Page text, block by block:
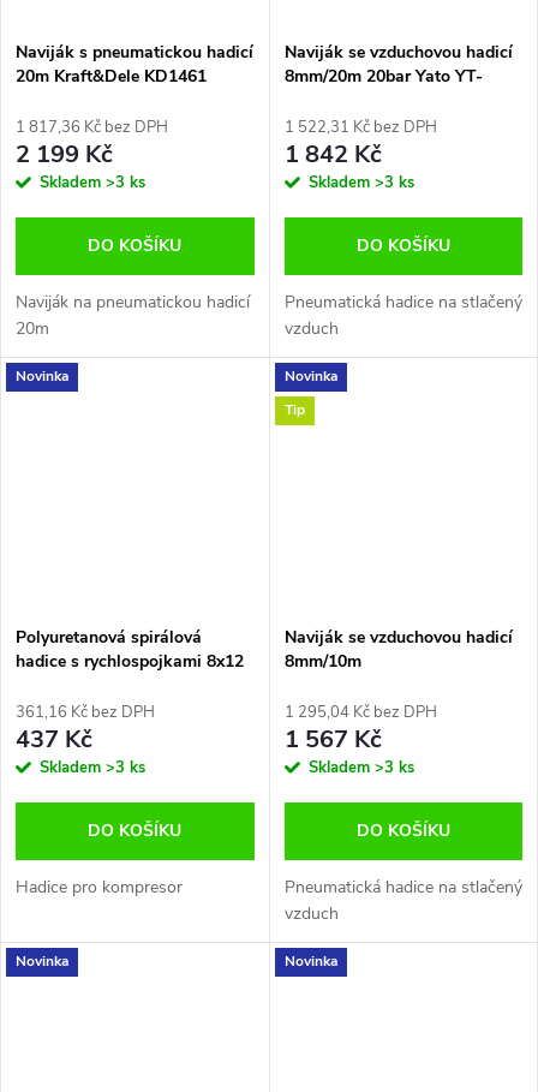
Naviják s pneumatickou hadicí
20m Kraft&Dele KD1461
1 817,36 Kč bez DPH
2 199 Kč
Skladem >3 ks
DO KOŠÍKU
Naviják na pneumatickou hadicí
20m
Naviják se vzduchovou hadicí
8mm/20m 20bar Yato YT-
1 522,31 Kč bez DPH
1 842 Kč
Skladem >3 ks
DO KOŠÍKU
Pneumatická hadice na stlačený
vzduch
Novinka
Polyuretanová spirálová
hadice s rychlospojkami 8x12
361,16 Kč bez DPH
437 Kč
Skladem >3 ks
DO KOŠÍKU
Hadice pro kompresor
Novinka
Tip
Naviják se vzduchovou hadicí
8mm/10m
1 295,04 Kč bez DPH
1 567 Kč
Skladem >3 ks
DO KOŠÍKU
Pneumatická hadice na stlačený
vzduch
Novinka Novinka